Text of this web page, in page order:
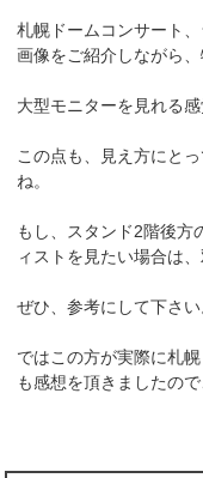
札幌ドームコンサート
画像をご紹介しながら
大型モニターを見れる
この点も、見え方にと
ね。
もし、スタンド2階後方
ィストを見たい場合は
ぜひ、参考にして下さい
ではこの方が実際に札
も感想を頂きましたの